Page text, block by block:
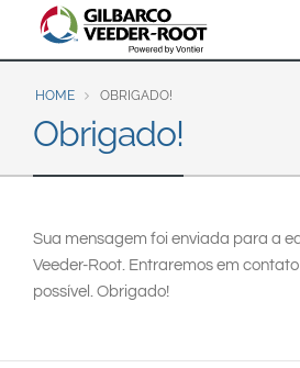
North America
United States
Canada
Latin America
Brazil
Português
Search
Search
HOME OBRIGADO!
Obrigado!
Sua mensagem foi enviada para a
Veeder-Root. Entraremos em
possível. Obrigado!